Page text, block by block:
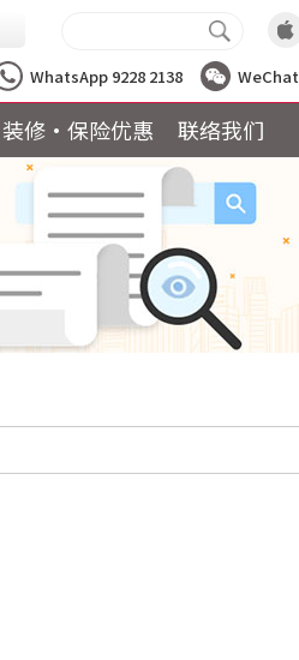
WhatsApp 9228 2138 WeChat
装修·保险优惠 联络我们